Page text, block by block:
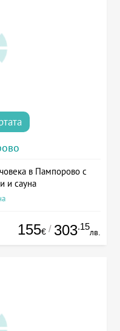
в Пампорово с
и сауна
155€ / 303.15
лв.